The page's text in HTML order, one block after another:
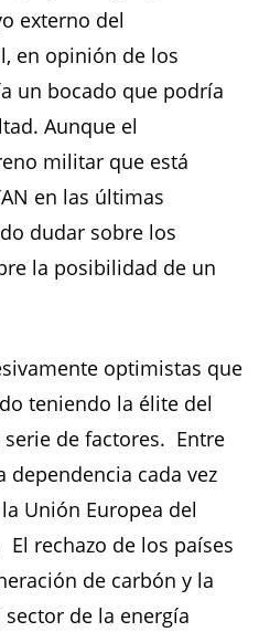
externo del
en opinión de los
un bocado que podría
Aunque el
militar que está
en las últimas
dudar sobre los
la posibilidad de un
optimistas que
teniendo la élite del
de factores. Entre
dependencia cada vez
Unión Europea del
rechazo de los países
de carbón y la
de la energía